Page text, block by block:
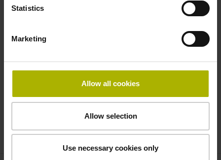
Statistics
Marketing
Allow all cookies
Allow selection
Use necessary cookies only
per finalità di marketing e, in particolare, per
la ricezione di newsletter, offerte commerciali
organizzati da HEIDENHAIN ITALIANA S.r.l
* = Campo obbligatorio